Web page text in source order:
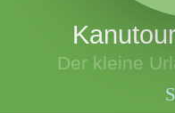
Der kleine